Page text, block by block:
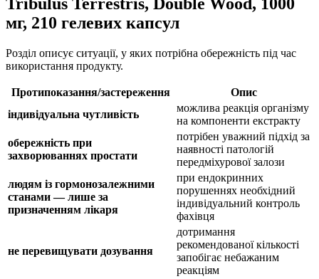
мг, 210 гелевих капсул
Розділ описує ситуації, у яких потрібна обережність під час
використання продукту.
Протипоказання/застереження
Опис
індивідуальна чутливість
можлива реакція організму
на компоненти екстракту
обережність при
захворюваннях простати
потрібен уважний підхід за
наявності патологій
передміхурової залози
людям із гормонозалежними
станами — лише за
призначенням лікаря
при ендокринних
порушеннях необхідний
індивідуальний контроль
фахівця
не перевищувати дозування
дотримання
рекомендованої кількості
запобігає небажаним
реакціям